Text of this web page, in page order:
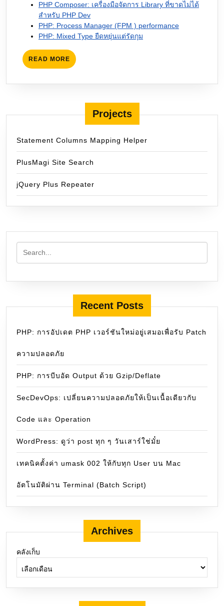
PHP Composer: เครื่องมือจัดการ Library ที่ขาดไม่ได้
สำหรับ PHP Dev
PHP: Process Manager (FPM ) performance
PHP: Mixed Type ยืดหยุ่นแต่รัดกุม
READ MORE READ
MORE
Projects
Statement Columns Mapping Helper
PlusMagi Site Search
jQuery Plus Repeater
Recent Posts
PHP: การอัปเดต PHP เวอร์ชันใหม่อยู่เสมอเพื่อรับ Patch
ความปลอดภัย
PHP: การบีบอัด Output ด้วย Gzip/Deflate
SecDevOps: เปลี่ยนความปลอดภัยให้เป็นเนื้อเดียวกับ
Code และ Operation
WordPress: ดูว่า post ทุก ๆ วันเสาร์ใช่มั๋ย
เทคนิคตั้งค่า umask 002 ให้กับทุก User บน Mac
อัตโนมัติผ่าน Terminal (Batch Script)
Archives
คลังเก็บ